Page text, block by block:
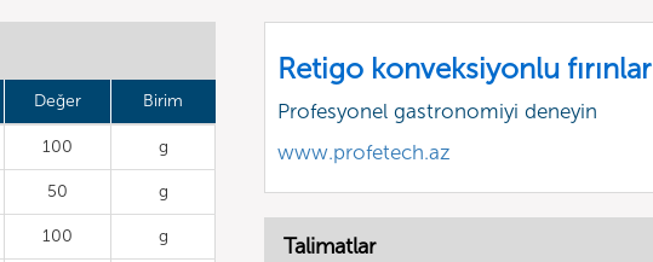
Değer Birim
100 g
50 g
100 g
Retigo konveksiyonlu fırınlar
Profesyonel gastronomiyi deneyin
www.profetech.az
Talimatlar